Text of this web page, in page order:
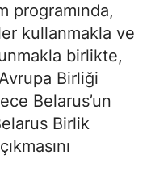
programında,
kullanmakla ve
birlikte,
Birliği
Belarus’un
Birlik